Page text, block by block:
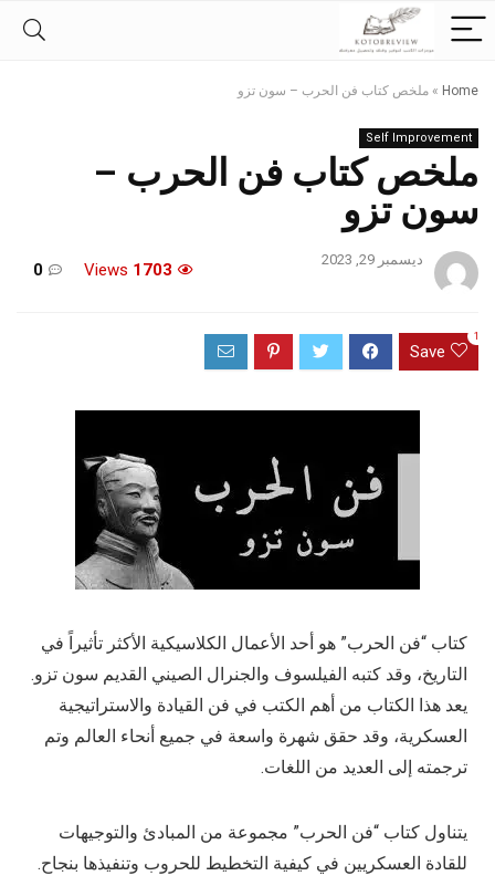
Home
» ملخص كتاب فن الحرب – سون تزو
Self Improvement
ملخص كتاب فن الحرب –
سون تزو
ديسمبر 29, 2023
1703
0
Save
1
كتاب “فن الحرب” هو أحد الأعمال الكلاسيكية الأكثر تأثيراً في
التاريخ، وقد كتبه الفيلسوف والجنرال الصيني القديم سون تزو.
يعد هذا الكتاب من أهم الكتب في فن القيادة والاستراتيجية
العسكرية، وقد حقق شهرة واسعة في جميع أنحاء العالم وتم
ترجمته إلى العديد من اللغات.
يتناول كتاب “فن الحرب” مجموعة من المبادئ والتوجيهات
للقادة العسكريين في كيفية التخطيط للحروب وتنفيذها بنجاح.